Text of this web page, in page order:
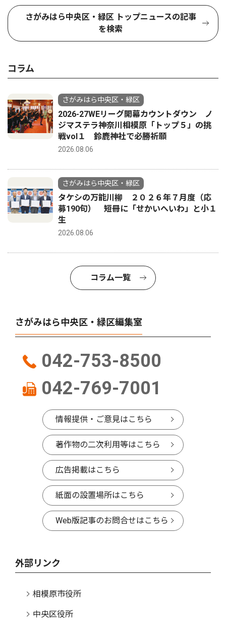
さがみはら中央区・緑区 トップニュースの記事
を検索
コラム
さがみはら中央区・緑区
2026-27WEリーグ開幕カウントダウン ノ
ジマステラ神奈川相模原「トップ５」の挑
戦vol１ 鈴鹿神社で必勝祈願
2026.08.06
さがみはら中央区・緑区
タケシの万能川柳 ２０２６年７月度（応
募190句） 短冊に「せかいへいわ」と小１
生
2026.08.06
コラム一覧
さがみはら中央区・緑区編集室
042-753-8500
042-769-7001
情報提供・ご意見はこちら
著作物の二次利用等はこちら
広告掲載はこちら
紙面の設置場所はこちら
Web版記事のお問合せはこちら
外部リンク
相模原市役所
中央区役所